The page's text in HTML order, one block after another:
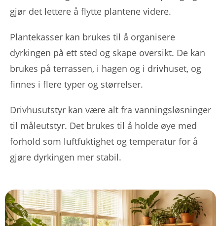
gjør det lettere å flytte plantene videre.
Plantekasser kan brukes til å organisere
dyrkingen på ett sted og skape oversikt. De kan
brukes på terrassen, i hagen og i drivhuset, og
finnes i flere typer og størrelser.
Drivhusutstyr kan være alt fra vanningsløsninger
til måleutstyr. Det brukes til å holde øye med
forhold som luftfuktighet og temperatur for å
gjøre dyrkingen mer stabil.